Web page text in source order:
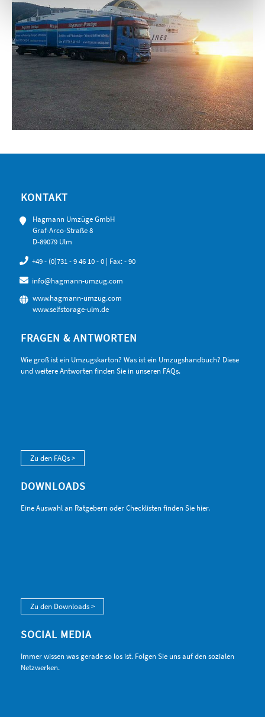
KONTAKT
Hagmann Umzüge GmbH
Graf-Arco-Straße 8
D-89079 Ulm
+49 - (0)731 - 9 46 10 - 0 | Fax: - 90
info@hagmann-umzug.com
www.hagmann-umzug.com
www.selfstorage-ulm.de
FRAGEN & ANTWORTEN
Wie groß ist ein Umzugskarton? Was ist ein Umzugshandbuch? Diese
und weitere Antworten finden Sie in unseren FAQs.
Zu den FAQs >
DOWNLOADS
Eine Auswahl an Ratgebern oder Checklisten finden Sie hier.
Zu den Downloads >
SOCIAL MEDIA
Immer wissen was gerade so los ist. Folgen Sie uns auf den sozialen
Netzwerken.